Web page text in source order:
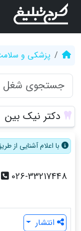
پزشکی و
دکتر نیک بین
با اعلام آشنایی از
026-33217448
انتشار